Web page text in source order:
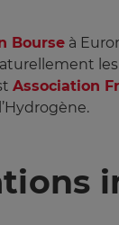
Bourse à
Association